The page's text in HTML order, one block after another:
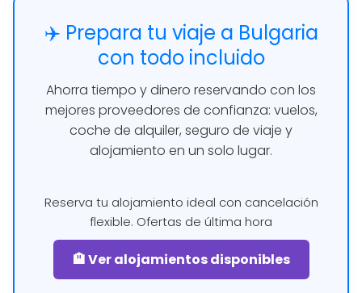
✈️ Prepara tu viaje a Bulgaria
con todo incluido
Ahorra tiempo y dinero reservando con los
mejores proveedores de confianza: vuelos,
coche de alquiler, seguro de viaje y
alojamiento en un solo lugar.
Reserva tu alojamiento ideal con cancelación
flexible. Ofertas de última hora
🏨 Ver alojamientos disponibles